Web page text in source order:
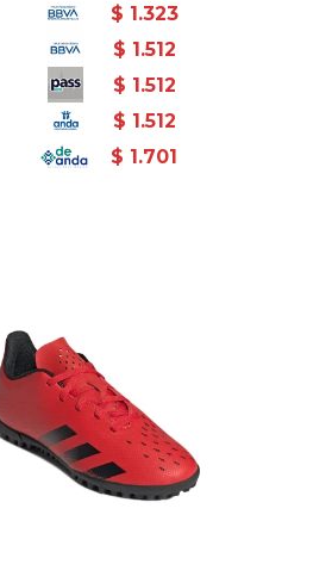
$ 1.323
$ 1.512
$ 1.512
$ 1.512
$ 1.701